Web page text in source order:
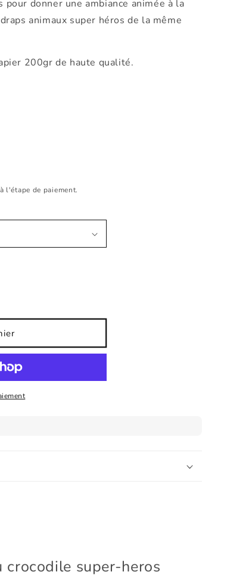
pour donner une ambiance animée à la
animaux super héros de la même
200gr de haute qualité.
l'étape de paiement.
super-heros